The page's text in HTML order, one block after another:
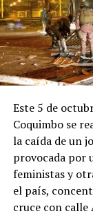
Este 5 de
Coquimbo se
la caída de un
provocada por
feministas y
el país,
cruce con calle